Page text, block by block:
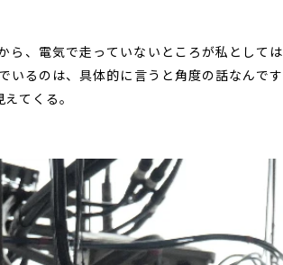
ら、電気で走っていないところが私としては
るのは、具体的に言うと角度の話なんです
てくる。